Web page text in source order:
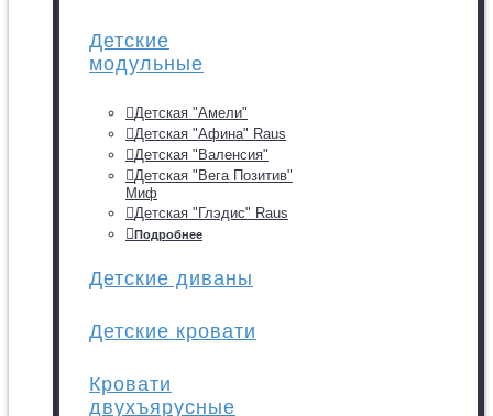
Детские
модульные
Детская "Амели"
Детская "Афина" Raus
Детская "Валенсия"
Детская "Вега Позитив"
Миф
Детская "Глэдис" Raus
Подробнее
Детские диваны
Детские кровати
Кровати
двухъярусные